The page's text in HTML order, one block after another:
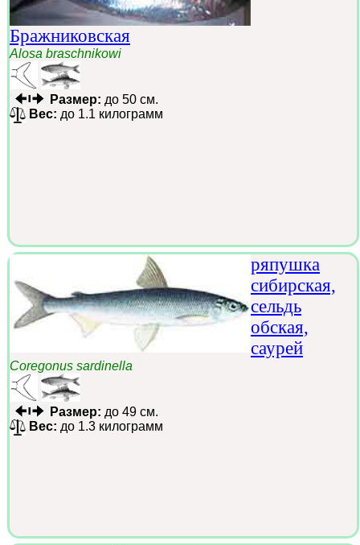
Бражниковская
Alosa braschnikowi
Размер: до 50 см.
Вес: до 1.1 килограмм
ряпушка
сибирская,
сельдь
обская,
саурей
Coregonus sardinella
Размер: до 49 см.
Вес: до 1.3 килограмм